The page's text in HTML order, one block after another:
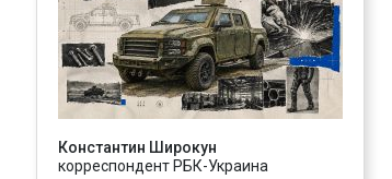
Константин Широкун
корреспондент РБК-Украина